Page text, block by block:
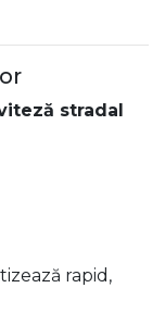
stradal
rapid,